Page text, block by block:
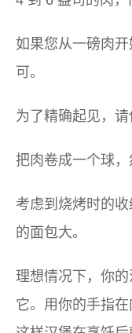
如果您从一磅肉
可。
为了精确起见，请
把肉卷成一个球，
考虑到烧烤时的
的面包大。
理想情况下，你
它。用你的手指在